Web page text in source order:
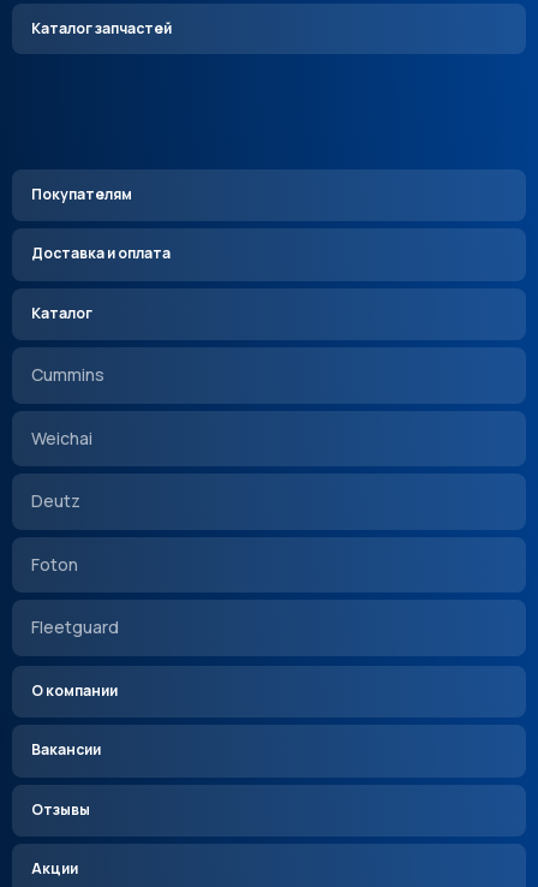
Каталог запчастей
Покупателям
Доставка и оплата
Каталог
Cummins
Weichai
Deutz
Foton
Fleetguard
О компании
Вакансии
Отзывы
Акции